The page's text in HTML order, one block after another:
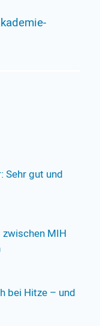
Sehr gut und
MIH
bei Hitze – und